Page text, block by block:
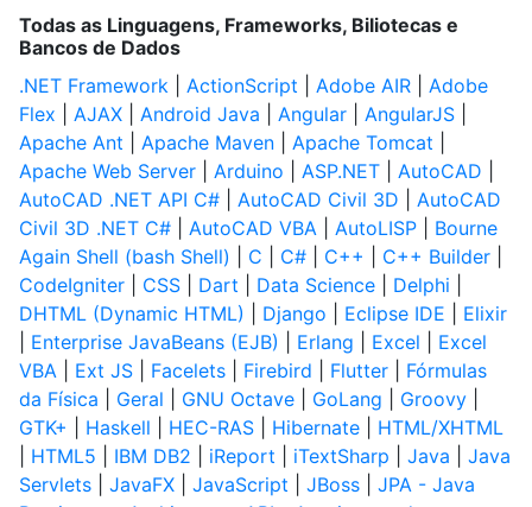
Todas as Linguagens, Frameworks, Biliotecas e
Bancos de Dados
.NET Framework
ActionScript Adobe AIR
Adobe
Flex
AJAX Android Java Angular AngularJS
Apache Ant
Apache Maven Apache Tomcat
Apache Web Server
Arduino ASP.NET AutoCAD
AutoCAD .NET API C#
AutoCAD Civil 3D
AutoCAD
Civil 3D .NET C#
AutoCAD VBA AutoLISP
Bourne
Again Shell (bash Shell)
C C# C++ C++ Builder
CodeIgniter
CSS Dart Data Science Delphi
DHTML (Dynamic HTML)
Django Eclipse IDE
Elixir
Enterprise JavaBeans (EJB) Erlang Excel
Excel
VBA
Ext JS Facelets Firebird Flutter
Fórmulas
da Física
Geral GNU Octave GoLang Groovy
GTK+
Haskell HEC-RAS Hibernate
HTML/XHTML
HTML5 IBM DB2 iReport iTextSharp Java
Java
Servlets
JavaFX JavaScript JBoss
JPA - Java